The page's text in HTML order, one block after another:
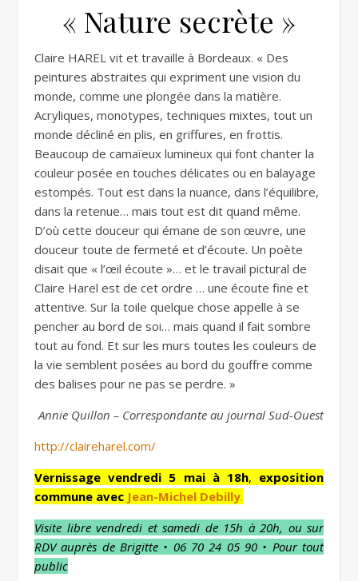
« Nature secrète »
Claire HAREL vit et travaille à Bordeaux. « Des
peintures abstraites qui expriment une vision du
monde, comme une plongée dans la matière.
Acryliques, monotypes, techniques mixtes, tout un
monde décliné en plis, en griffures, en frottis.
Beaucoup de camaïeux lumineux qui font chanter la
couleur posée en touches délicates ou en balayage
estompés. Tout est dans la nuance, dans l’équilibre,
dans la retenue… mais tout est dit quand même.
D’où cette douceur qui émane de son œuvre, une
douceur toute de fermeté et d’écoute. Un poète
disait que « l’œil écoute »… et le travail pictural de
Claire Harel est de cet ordre … une écoute fine et
attentive. Sur la toile quelque chose appelle à se
pencher au bord de soi… mais quand il fait sombre
tout au fond. Et sur les murs toutes les couleurs de
la vie semblent posées au bord du gouffre comme
des balises pour ne pas se perdre. »
Annie Quillon – Correspondante au journal Sud-Ouest
http://claireharel.com/
Vernissage vendredi 5 mai à 18h, exposition
commune avec Jean-Michel Debilly.
Visite libre vendredi et samedi de 15h à 20h, ou sur
RDV auprès de Brigitte • 06 70 24 05 90 • Pour tout
public